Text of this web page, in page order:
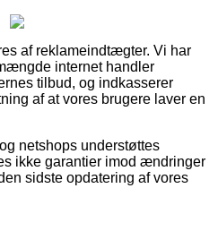
af reklameindtægter. Vi har
internet handler
tilbud, og indkasserer
af at vores brugere laver en
netshops understøttes
ikke garantier imod ændringer
sidste opdatering af vores